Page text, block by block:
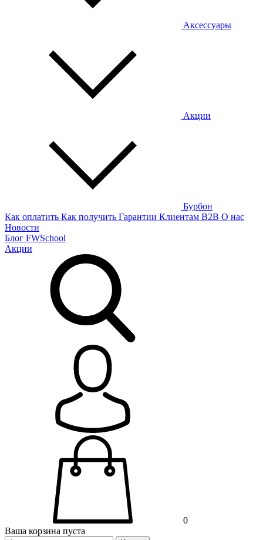
Аксессуары
Акции
Бурбон
Как оплатить Как получить Гарантии Клиентам B2B О нас
Новости
Блог FWSchool
Акции
0
Ваша корзина пуста